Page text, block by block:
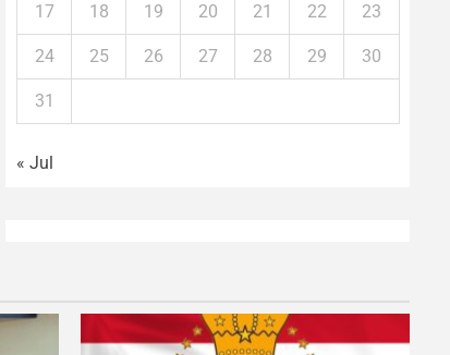
17 18 19 20 21 22 23
24 25 26 27 28 29 30
31
« Jul